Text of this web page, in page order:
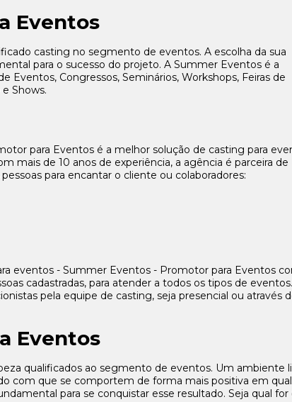
Eventos
casting no segmento de eventos. A escolha da sua
para o sucesso do projeto. A Summer Eventos é a
Eventos, Congressos, Seminários, Workshops, Feiras de
Shows.
para Eventos é a melhor solução de casting para
mais de 10 anos de experiência, a agência é parceira de
para encantar o cliente ou colaboradores:
eventos - Summer Eventos - Promotor para Eventos
cadastradas, para atender a todos os tipos de eventos.
pela equipe de casting, seja presencial ou através
Eventos
qualificados ao segmento de eventos. Um ambiente
com que se comportem de forma mais positiva em
para se conquistar esse resultado. Seja qual for